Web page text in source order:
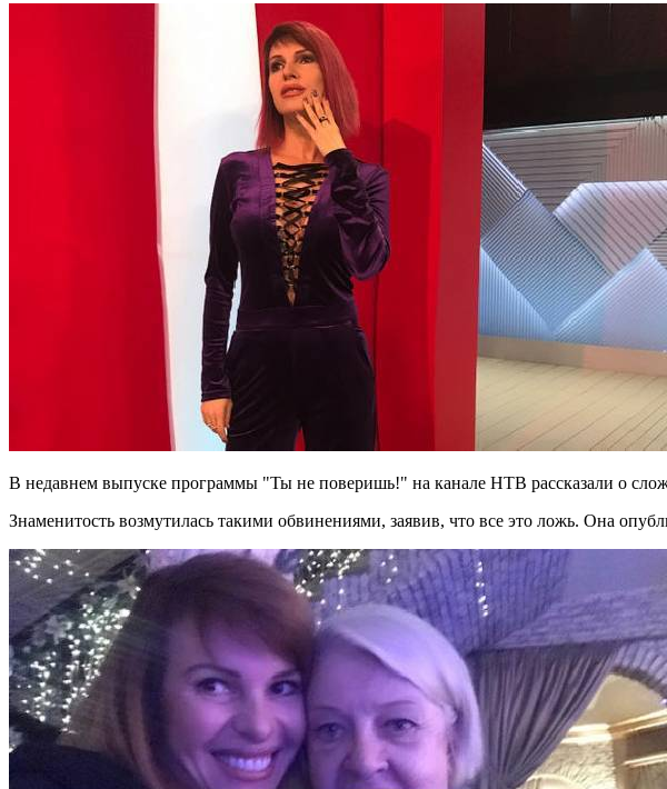
В недавнем выпуске программы "Ты не поверишь!" на канале НТВ рассказали о
Знаменитость возмутилась такими обвинениями, заявив, что все это ложь. Она